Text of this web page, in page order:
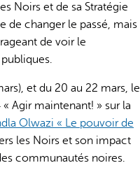
Noirs et de sa Stratégie
de changer le passé, mais
de voir le
et du 20 au 22 mars, le
Agir maintenant! » sur la
Olwazi « Le pouvoir de
les Noirs et son impact
communautés noires.